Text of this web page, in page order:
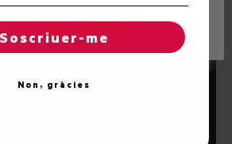
Acceptar totes
Soscriuer-me
Non, gràcies